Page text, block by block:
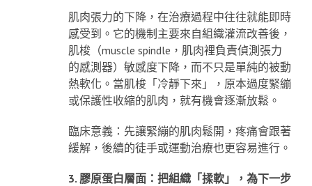
肌肉張力的下降，在治療過程中往往就能即時
感受到。它的機制主要來自組織灌流改善後，
肌梭（muscle spindle，肌肉裡負責偵測張力
的感測器）敏感度下降，而不只是單純的被動
熱軟化。當肌梭「冷靜下來」，原本過度緊繃
或保護性收縮的肌肉，就有機會逐漸放鬆。
臨床意義：先讓緊繃的肌肉鬆開，疼痛會跟著
緩解，後續的徒手或運動治療也更容易進行。
3. 膠原蛋白層面：把組織「揉軟」，為下一步